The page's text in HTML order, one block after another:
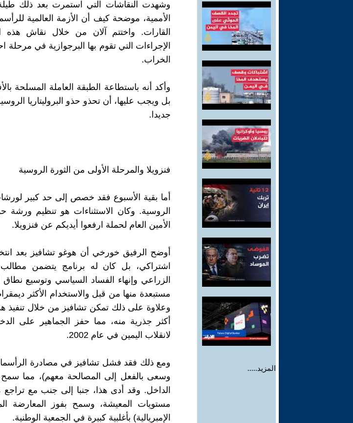
المزيد.....
وشهدت النقاشات التي استمرت بعد ذلك
الأممية، موضحة كيف أن الأزمة العالمية
القارات. واختتم آلان من خلال نقاش هذه
الإجراءات التي تقوم بها البرجوازية في مرحلة
الخراب.
وأكد أنه باستطاعة الطبقة العاملة المسلحة
جديدا.
فنزويلا والمرحلة الأولى من الثورة الروسية
أما بقية الأسبوع فقد خصص إلى حد كبير
الروسية. وكان الاستثناءات هو تنظيم ورشة
الأمين العام لحملة ارفعوا أيديكم عن فنزويلا.
اشتراكي، بل كان له برنامج يتضمن مطالب
الزراعي وإنهاء الفساد السياسي وتوسيع نطاق
مستبعدة منها من قبل والاستخدام الأكثر
وعلاوة على ذلك تمكن تشافيز من خلال تنفيذ
أكثر جذرية منه، مما حفز الجماهير على
لانقلاب اليمين في عام 2002.
ومع ذلك فقد فشل تشافيز في مصادرة
وسعى بالفعل إلى المصالحة معهم)، مما سمح
الداخل. وقد أدى هذا، جنبا إلى جنب مع
مستويات المعيشة، وسمح بفوز المعارضة
الإمبريالية) بأغلبية كبيرة في الجمعية الوطنية.